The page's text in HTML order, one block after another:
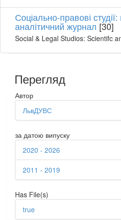
Соціально-правові
аналітичний журнал [30]
Social & Legal Studios: Scientifc
Перегляд
Автор
ЛьвДУВС
за датою випуску
2020 - 2026
2011 - 2019
Has File(s)
true